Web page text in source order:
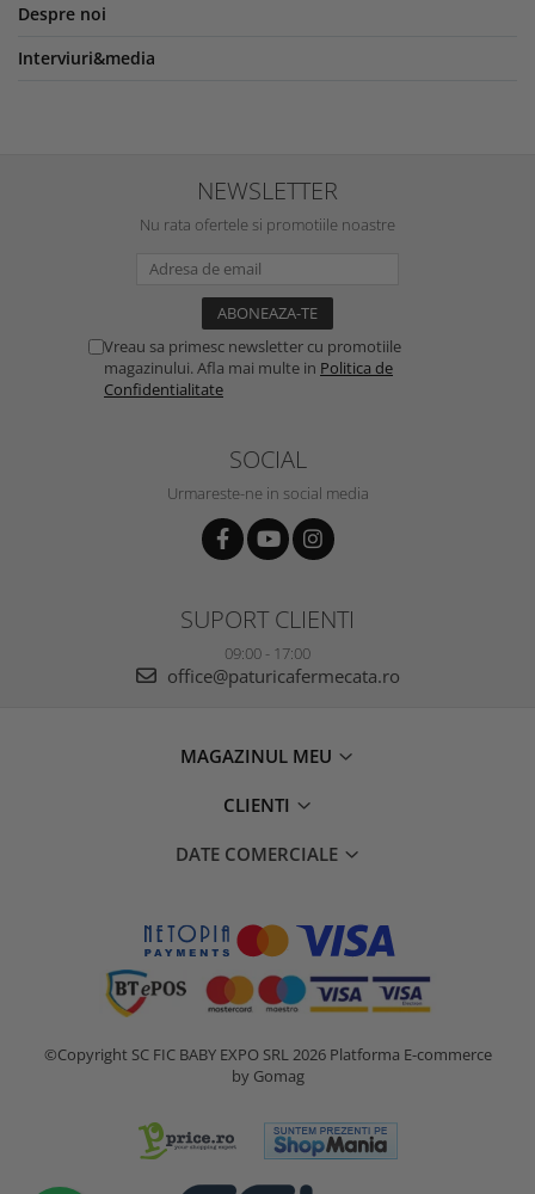
Despre noi
Interviuri&media
NEWSLETTER
Nu rata ofertele si promotiile noastre
Vreau sa primesc newsletter cu promotiile
magazinului. Afla mai multe in Politica de
Confidentialitate
SOCIAL
Urmareste-ne in social media
SUPORT CLIENTI
09:00 - 17:00
office@paturicafermecata.ro
MAGAZINUL MEU
CLIENTI
DATE COMERCIALE
©Copyright SC FIC BABY EXPO SRL 2026 Platforma E-commerce
by Gomag